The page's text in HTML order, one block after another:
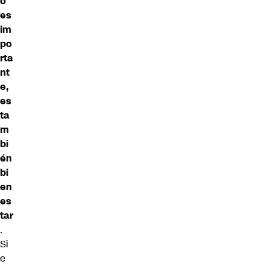
es
im
po
rta
nt
e,
es
ta
m
bi
én
bi
en
es
tar
.
Si
e